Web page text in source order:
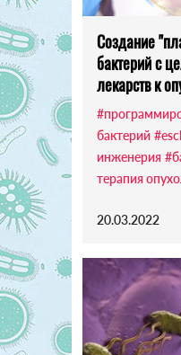
Создание
бактерий с
лекарств к
бактерий
инженерия
терапия
20.03.2022